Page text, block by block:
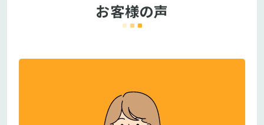
お客様の声